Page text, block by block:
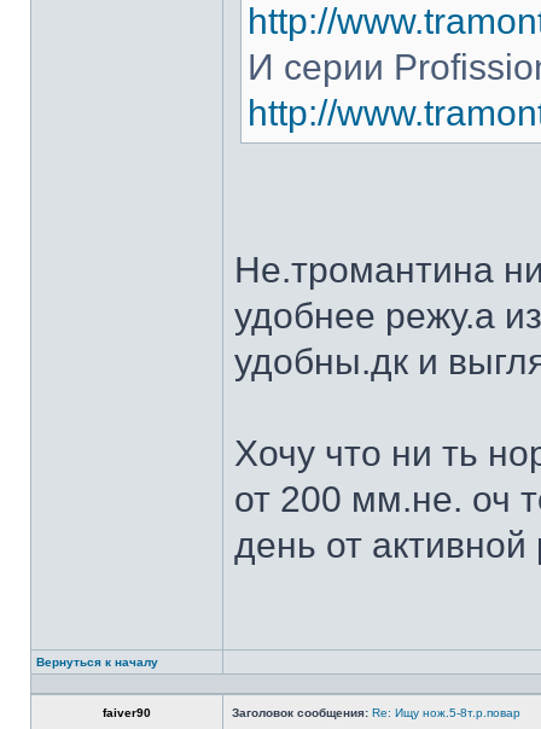
http://
И серии
http://
Не.тромантина
удобнее режу.а
удобны.дк и
Хочу что ни ть
от 200 мм.не. оч
день от
Вернуться к началу
faiver90 Заголовок сообщения: Re: Ищу нож.5-8т.р.повар